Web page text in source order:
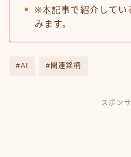
※本記事で紹介してい
みます。
#AI #関連銘柄
スポン